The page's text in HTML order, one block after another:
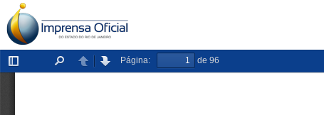
Exibir/ocultar
painel
LocalizarAnteriorPróxima
Página: de 96